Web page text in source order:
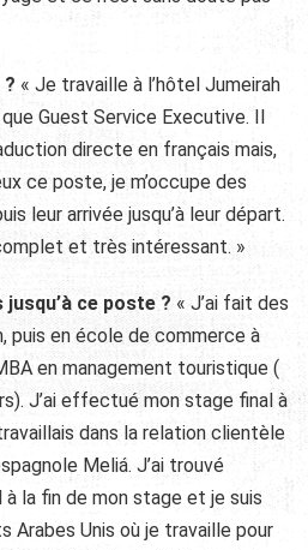
« Je travaille à l’hôtel Jumeirah
Guest Service Executive. Il
directe en français mais,
ce poste, je m’occupe des
leur arrivée jusqu’à leur départ.
et très intéressant. »
ce poste ? « J’ai fait des
puis en école de commerce à
en management touristique (
). J’ai effectué mon stage final à
dans la relation clientèle
Meliá. J’ai trouvé
la fin de mon stage et je suis
Arabes Unis où je travaille pour